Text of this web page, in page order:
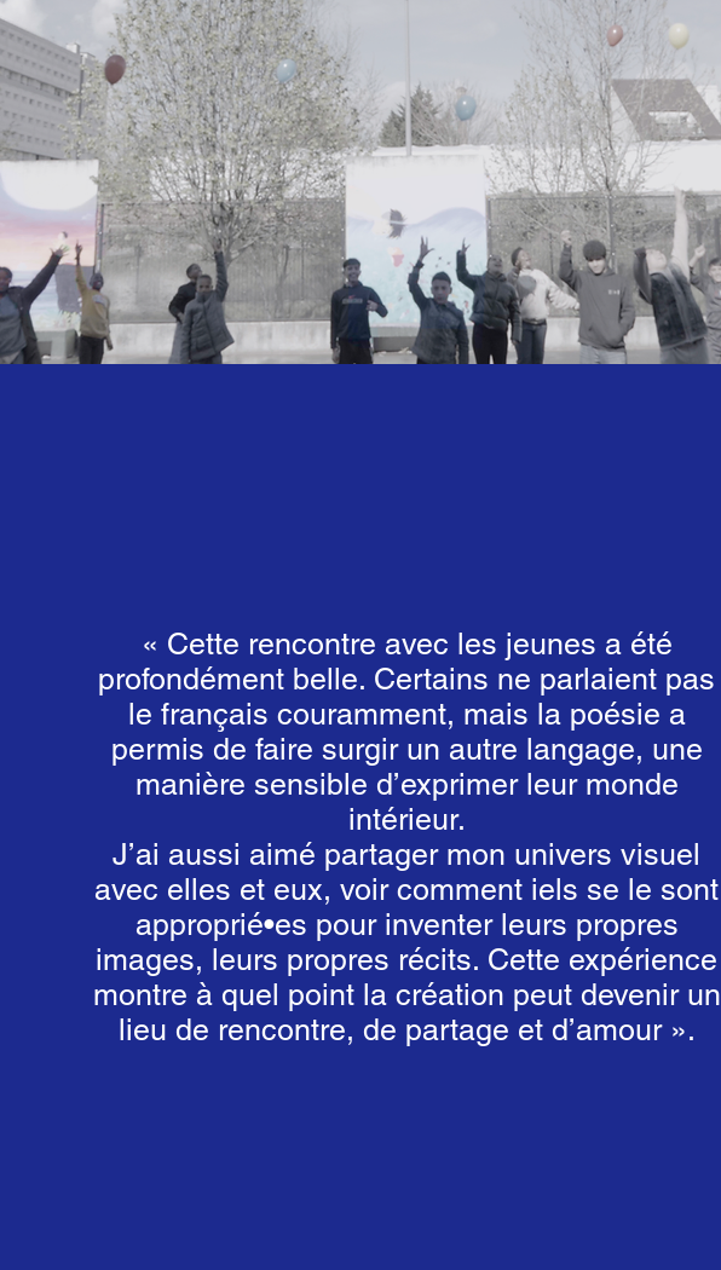
« Cette rencontre avec les jeunes a été
profondément belle. Certains ne parlaient pas
le français couramment, mais la poésie a
permis de faire surgir un autre langage, une
manière sensible d’exprimer leur monde
intérieur.
J’ai aussi aimé partager mon univers visuel
avec elles et eux, voir comment iels se le sont
approprié•es pour inventer leurs propres
images, leurs propres récits. Cette expérience
montre à quel point la création peut devenir un
lieu de rencontre, de partage et d’amour ».